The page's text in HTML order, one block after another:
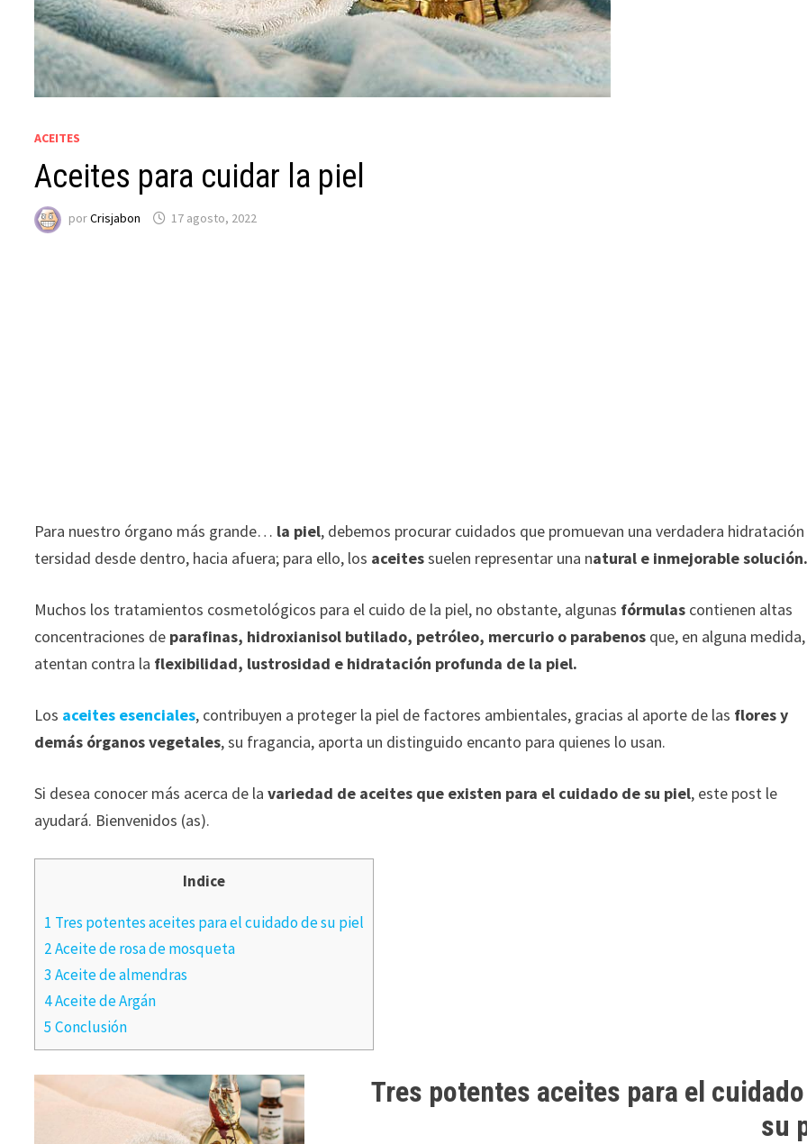
ACEITES
Aceites para cuidar la piel
porCrisjabon 17 agosto, 2022
Para nuestro órgano más grande… la piel, debemos procurar cuidados que promuevan una verdadera
tersidad desde dentro, hacia afuera; para ello, los aceitessuelen representar una natural e inmejorable
Muchos los tratamientos cosmetológicos para el cuido de la piel, no obstante, algunas fórmulas contienen altas
concentraciones de parafinas, hidroxianisol butilado, petróleo, mercurio o parabenos que, en alguna medida,
atentan contra la flexibilidad, lustrosidad e hidratación profunda de la piel.
Los aceites esenciales, contribuyen a proteger la piel de factores ambientales, gracias al aporte de las flores y
demás órganos vegetales, su fragancia, aporta un distinguido encanto para quienes lo usan.
Si desea conocer más acerca de lavariedad de aceites que existen para el cuidado de su piel, este post le
ayudará. Bienvenidos (as).
Indice
1 Tres potentes aceites para el cuidado de su piel
2 Aceite de rosa de mosqueta
3 Aceite de almendras
4 Aceite de Argán
5 Conclusión
Tres potentes aceites para el
su